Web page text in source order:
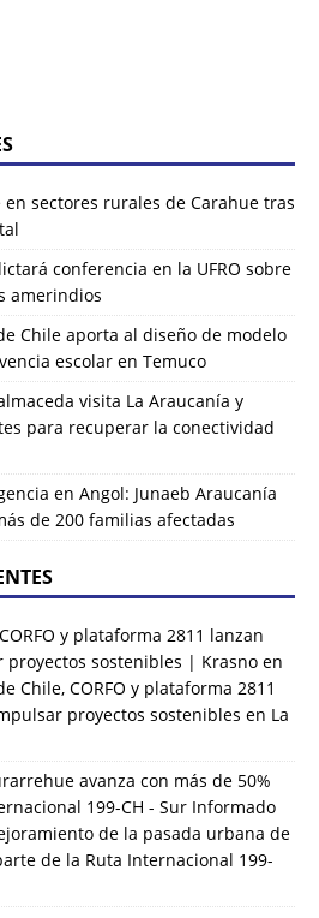
sectores rurales de Carahue tras
conferencia en la UFRO sobre
amerindios
Chile aporta al diseño de modelo
escolar en Temuco
visita La Araucanía y
para recuperar la conectividad
en Angol: Junaeb Araucanía
de 200 familias afectadas
y plataforma 2811 lanzan
sostenibles | Krasno en
Chile, CORFO y plataforma 2811
proyectos sostenibles en La
avanza con más de 50%
199-CH - Sur Informado
de la pasada urbana de
de la Ruta Internacional 199-